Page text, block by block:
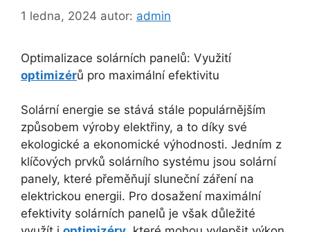
1 ledna, 2024 autor: admin
Optimalizace solárních panelů: Využití
optimizérů pro maximální efektivitu
Solární energie se stává stále populárnějším
způsobem výroby elektřiny, a to díky své
ekologické a ekonomické výhodnosti. Jedním z
klíčových prvků solárního systému jsou solární
panely, které přeměňují sluneční záření na
elektrickou energii. Pro dosažení maximální
efektivity solárních panelů je však důležité